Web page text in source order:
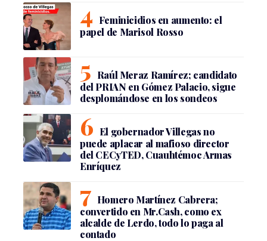
Feminicidios en aumento: el
papel de Marisol Rosso
Raúl Meraz Ramírez; candidato
del PRIAN en Gómez Palacio, sigue
desplomándose en los sondeos
El gobernador Villegas no
puede aplacar al mafioso director
del CECyTED, Cuauhtémoc Armas
Enríquez
Homero Martínez Cabrera;
convertido en Mr.Cash, como ex
alcalde de Lerdo, todo lo paga al
contado